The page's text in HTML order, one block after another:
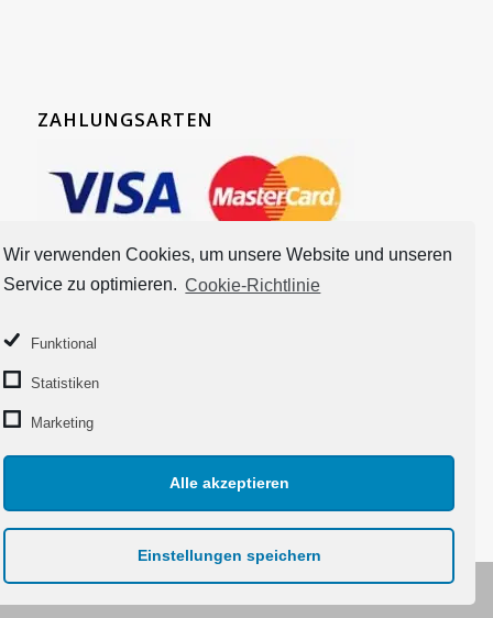
Wir verwenden Cookies, um unsere Website und unseren
Service zu optimieren. Cookie-Richtlinie
Funktional
Statistiken
Marketing
Alle akzeptieren
Einstellungen speichern
ZAHLUNGSARTEN